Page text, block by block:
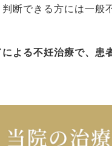
断できる方には一般
よる不妊治療で、